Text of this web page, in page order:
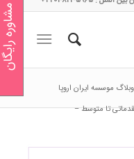
موسسه ایران اروپا
تا متوسط –